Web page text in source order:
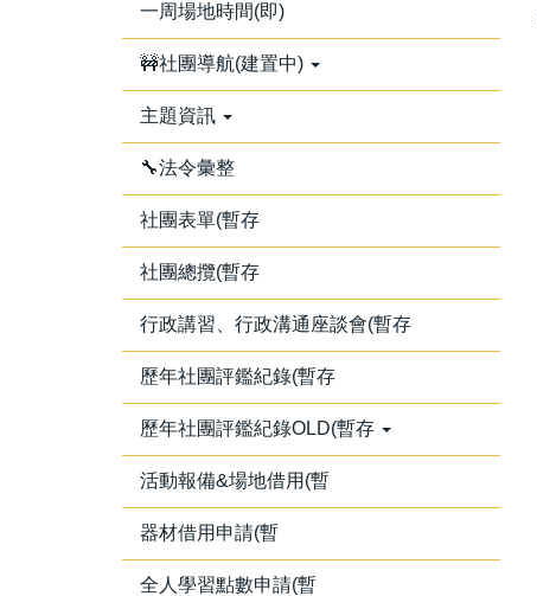
一周場地時間(即)
🚧社團導航(建置中)
主題資訊
🔧法令彙整
社團表單(暫存
社團總攬(暫存
行政講習、行政溝通座談會(暫存
歷年社團評鑑紀錄(暫存
歷年社團評鑑紀錄OLD(暫存
活動報備&場地借用(暫
器材借用申請(暫
全人學習點數申請(暫